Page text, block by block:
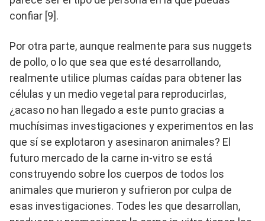
confiar [9].
Por otra parte, aunque realmente para sus nuggets
de pollo, o lo que sea que esté desarrollando,
realmente utilice plumas caídas para obtener las
células y un medio vegetal para reproducirlas,
¿acaso no han llegado a este punto gracias a
muchísimas investigaciones y experimentos en las
que sí se explotaron y asesinaron animales? El
futuro mercado de la carne in-vitro se está
construyendo sobre los cuerpos de todos los
animales que murieron y sufrieron por culpa de
esas investigaciones. Todes les que desarrollan,